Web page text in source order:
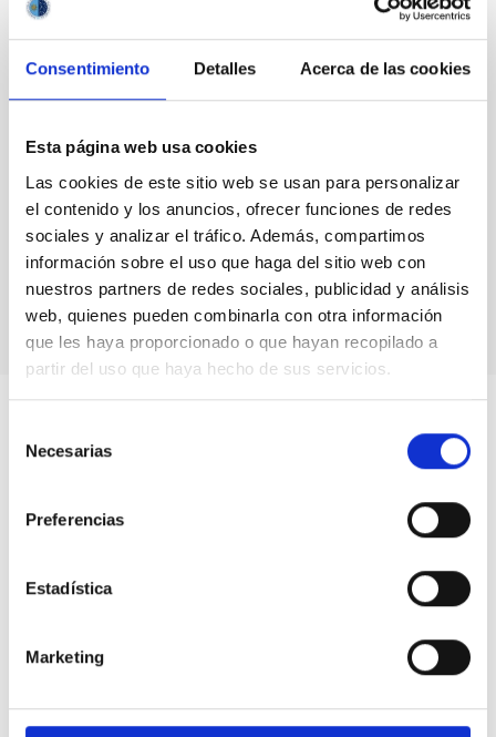
Consentimiento Detalles Acerca de las cookies
Esta página web usa cookies
Las cookies de este sitio web se usan para personalizar
el contenido y los anuncios, ofrecer funciones de redes
sociales y analizar el tráfico. Además, compartimos
información sobre el uso que haga del sitio web con
nuestros partners de redes sociales, publicidad y análisis
web, quienes pueden combinarla con otra información
que les haya proporcionado o que hayan recopilado a
partir del uso que haya hecho de sus servicios.
Necesarias
Preferencias
Estadística
Marketing
interaccionando. El hidrógeno neutro que rodea a M81,
M82 y NGC3077 se distribuye en estructuras
filamentosas, lo que demuestra claramente las violentas
hidrógeno neutro que muestra formación estelar reciente
y en la actualidad (Weisz et al. 2009). El cuadro se
completa con la espiral NGC2976 y la espiral barrada
NGC3359.
Comets